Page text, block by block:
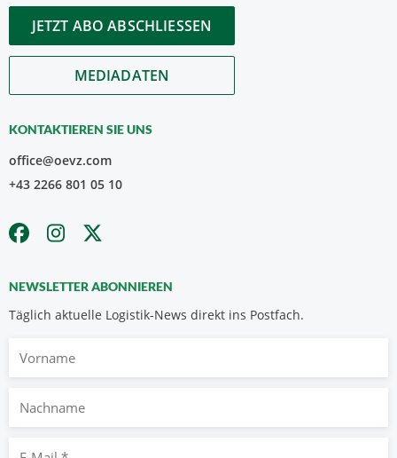
JETZT ABO ABSCHLIESSEN
MEDIADATEN
KONTAKTIEREN SIE UNS
office@oevz.com
+43 2266 801 05 10
NEWSLETTER ABONNIEREN
Täglich aktuelle Logistik-News direkt ins Postfach.
Nachname